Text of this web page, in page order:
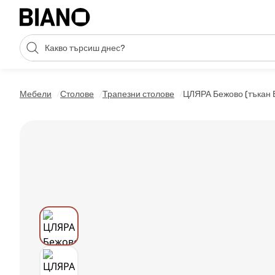
Пропускане към съдържанието
Търсене
Мебели Столове Трапезни столове ЦЛЯРА Бежово